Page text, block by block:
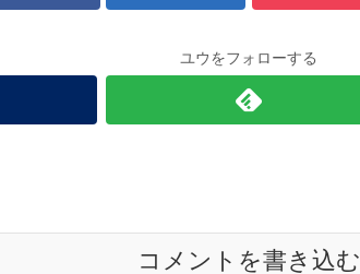
ユウをフォローする
コメントを書き込む